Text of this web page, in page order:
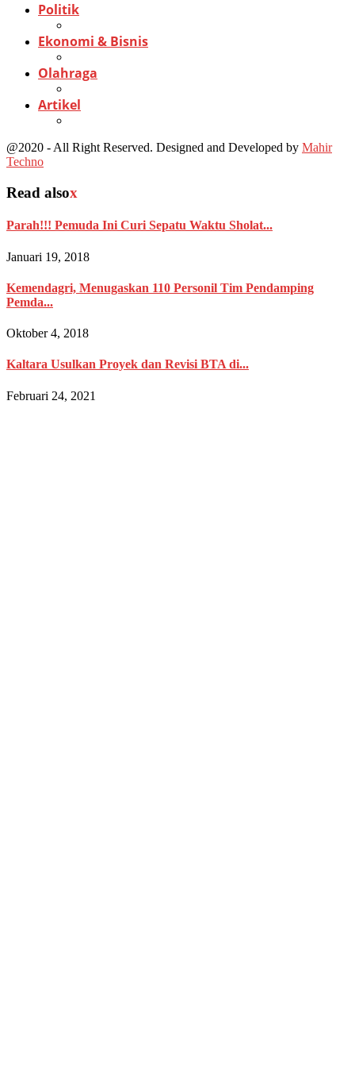
Politik
Ekonomi & Bisnis
Olahraga
Artikel
@2020 - All Right Reserved. Designed and Developed by Mahir
Techno
Read alsox
Parah!!! Pemuda Ini Curi Sepatu Waktu Sholat...
Januari 19, 2018
Kemendagri, Menugaskan 110 Personil Tim Pendamping
Pemda...
Oktober 4, 2018
Kaltara Usulkan Proyek dan Revisi BTA di...
Februari 24, 2021